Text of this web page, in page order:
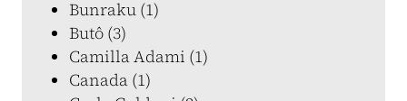
Bunraku (1)
Butô (3)
Camilla Adami (1)
Canada (1)